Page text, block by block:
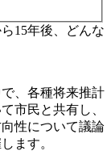
15年後、どんな
、各種将来推計
市民と共有し、
性について議論
ます。